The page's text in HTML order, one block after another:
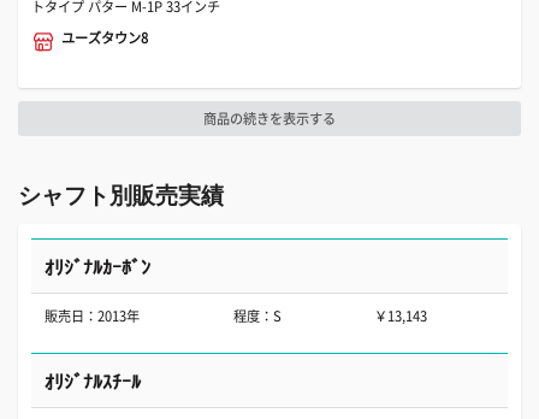
トタイプ パター M-1P 33インチ
ユーズタウン8
商品の続きを表示する
シャフト別販売実績
ｵﾘｼﾞﾅﾙｶｰﾎﾞﾝ
販売日：2013年 程度：S ￥13,143
ｵﾘｼﾞﾅﾙｽﾁｰﾙ